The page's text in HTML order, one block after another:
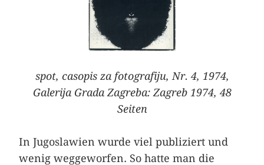
spot, casopis za fotografiju, Nr. 4, 1974,
Galerija Grada Zagreba: Zagreb 1974, 48
Seiten
In Jugoslawien wurde viel publiziert und
wenig weggeworfen. So hatte man die